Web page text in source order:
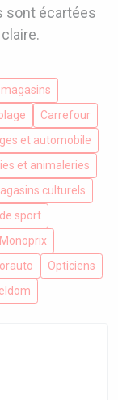
sont écartées
Carrefour
et automobile
et animaleries
culturels
sport
Monoprix
Opticiens